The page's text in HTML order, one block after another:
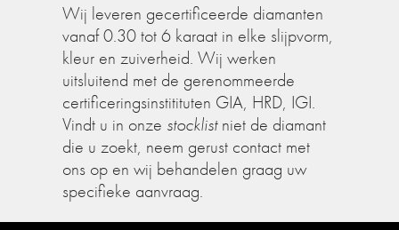
Wij leveren gecertificeerde diamanten
vanaf 0.30 tot 6 karaat in elke slijpvorm,
kleur en zuiverheid. Wij werken
uitsluitend met de gerenommeerde
certificeringsinstitituten GIA, HRD, IGI.
Vindt u in onze stocklistniet de diamant
die u zoekt, neem gerust contact met
ons op en wij behandelen graag uw
specifieke aanvraag.